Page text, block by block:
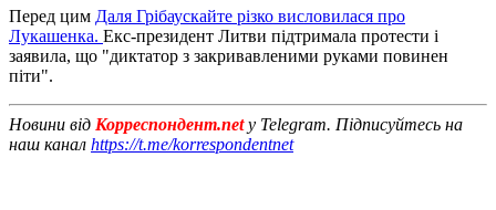
Перед цим Даля Грібаускайте різко висловилася про
Лукашенка. Екс-президент Литви підтримала протести і
заявила, що "диктатор з закривавленими руками повинен
піти".
Новини від Корреспондент.netу Telegram. Підписуйтесь на
наш канал https://t.me/korrespondentnet